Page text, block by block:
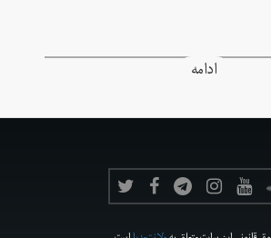
ادامه